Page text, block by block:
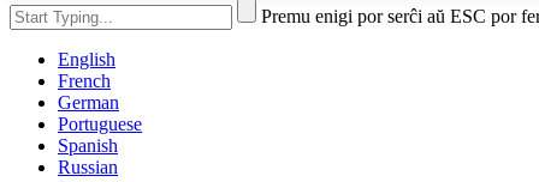
Premu enigi por serĉi aŭ ESC por
English
French
German
Portuguese
Spanish
Russian